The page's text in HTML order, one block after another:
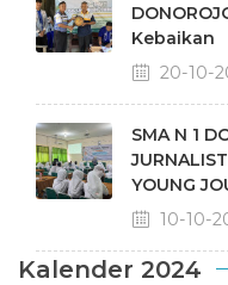
Kebaikan
20-10-
SMA N 1
YOUNG
10-10-
Kalender 2024